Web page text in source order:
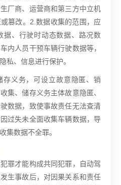
厂商、运营商和第三方中立机
篡改。 2.数据收集的范围，应
据、行驶时动态数据、路况数
内人员干预车辆行驶数据等，
私、信息进行保护。
义务，可设立故意隐匿、销
集、储存义务主体故意隐匿、
数据，致使事故责任无法查清
过失未全面收集车辆数据，导
集数据不全罪。
罪才能构成共同犯罪，自动驾
生事故后，对因果关系和责任